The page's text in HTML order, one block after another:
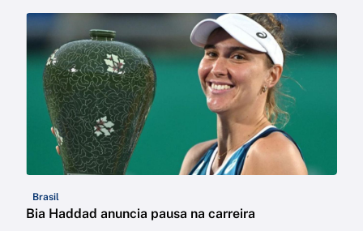
Brasil
Bia Haddad anuncia pausa na carreira